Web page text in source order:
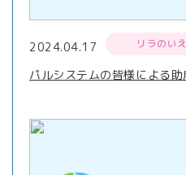
2024.04.17 リラのいえ
パルシステムの皆様による